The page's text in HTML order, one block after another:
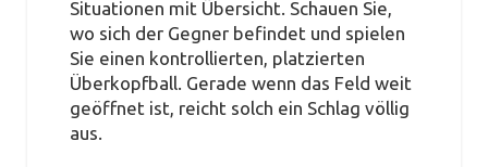
Situationen mit Übersicht. Schauen Sie,
wo sich der Gegner befindet und spielen
Sie einen kontrollierten, platzierten
Überkopfball. Gerade wenn das Feld weit
geöffnet ist, reicht solch ein Schlag völlig
aus.